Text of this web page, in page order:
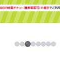
1234567